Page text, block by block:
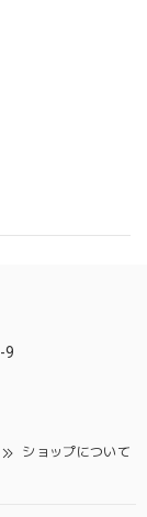
9
ショップについて